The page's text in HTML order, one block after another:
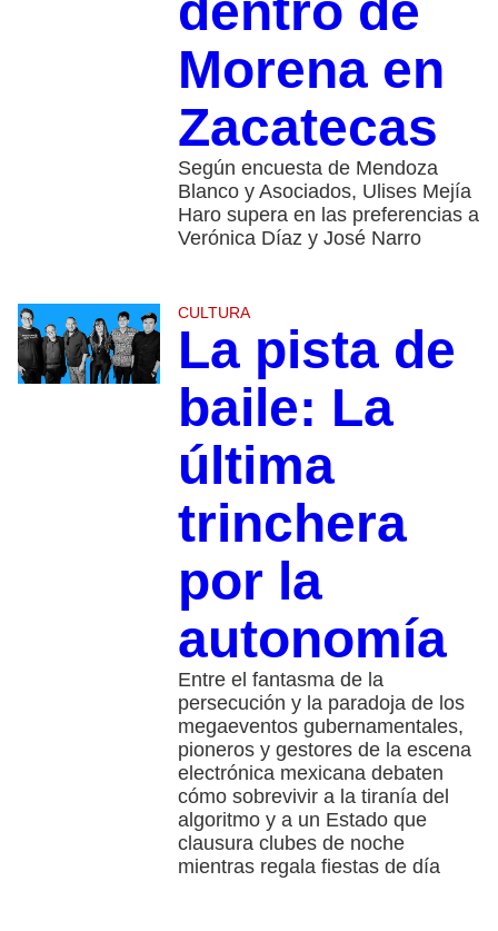
dentro de
Morena en
Zacatecas
Según encuesta de Mendoza
Blanco y Asociados, Ulises Mejía
Haro supera en las preferencias a
Verónica Díaz y José Narro
CULTURA
La pista de
baile: La
última
trinchera
por la
autonomía
Entre el fantasma de la
persecución y la paradoja de los
megaeventos gubernamentales,
pioneros y gestores de la escena
electrónica mexicana debaten
cómo sobrevivir a la tiranía del
algoritmo y a un Estado que
clausura clubes de noche
mientras regala fiestas de día